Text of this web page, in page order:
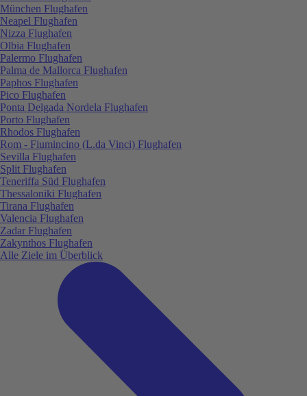
München Flughafen
Neapel Flughafen
Nizza Flughafen
Olbia Flughafen
Palermo Flughafen
Palma de Mallorca Flughafen
Paphos Flughafen
Pico Flughafen
Ponta Delgada Nordela Flughafen
Porto Flughafen
Rhodos Flughafen
Rom - Fiumincino (L.da Vinci) Flughafen
Sevilla Flughafen
Split Flughafen
Teneriffa Süd Flughafen
Thessaloniki Flughafen
Tirana Flughafen
Valencia Flughafen
Zadar Flughafen
Zakynthos Flughafen
Alle Ziele im Überblick